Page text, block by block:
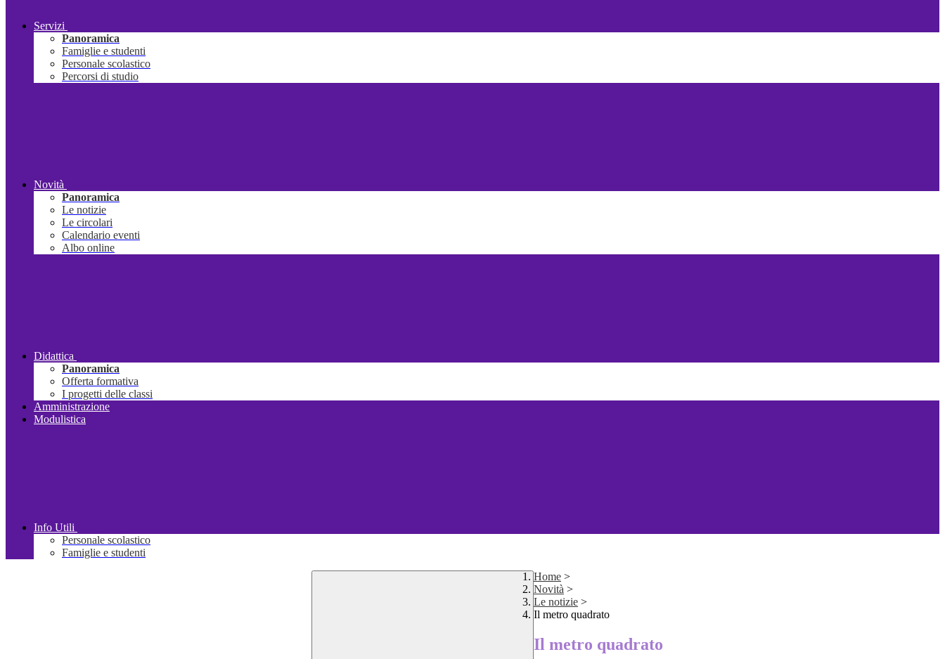
Servizi
Panoramica
Famiglie e studenti
Personale scolastico
Percorsi di studio
Novità
Panoramica
Le notizie
Le circolari
Calendario eventi
Albo online
Didattica
Panoramica
Offerta formativa
I progetti delle classi
Amministrazione
Modulistica
Info Utili
Personale scolastico
Famiglie e studenti
Home >
Novità >
Le notizie >
Il metro quadrato
Il metro quadrato